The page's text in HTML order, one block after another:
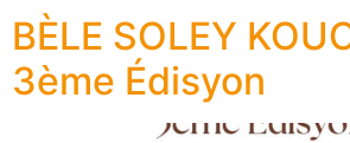
BÈLE SOLEY
3ème Édisyon